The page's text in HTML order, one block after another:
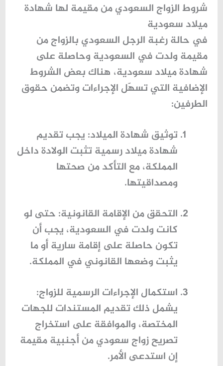
شروط الزواج السعودي من مقيمة لها شهادة
ميلاد سعودية
في حالة رغبة الرجل السعودي بالزواج من
مقيمة ولدت في السعودية وحاصلة على
شهادة ميلاد سعودية، هناك بعض الشروط
الإضافية التي تسهّل الإجراءات وتضمن حقوق
الطرفين:
توثيق شهادة الميلاد: يجب تقديم
شهادة ميلاد رسمية تثبت الولادة داخل
المملكة، مع التأكد من صحتها
ومصداقيتها.
التحقق من الإقامة القانونية: حتى لو
كانت ولدت في السعودية، يجب أن
تكون حاصلة على إقامة سارية أو ما
يثبت وضعها القانوني في المملكة.
استكمال الإجراءات الرسمية للزواج:
يشمل ذلك تقديم المستندات للجهات
المختصة، والموافقة على استخراج
تصريح زواج سعودي من أجنبية مقيمة
إن استدعى الأمر.